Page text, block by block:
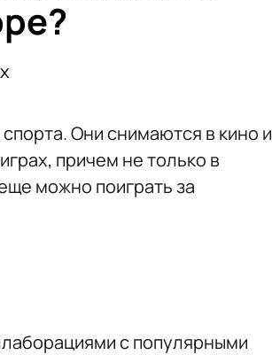
Они снимаются в кино и
причем не только в
можно поиграть за
с популярными